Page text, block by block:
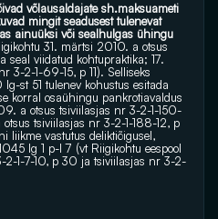
võlausaldajate sh.maksuameti
mingit seadusest tulenevat
ainuüksi või sealhulgas ühingu
31. märtsi 2010. a otsus
seal viidatud kohtupraktika; 17.
3-2-1-69-15, p 11). Selliseks
st 51 tulenev kohustus esitada
korral osaühingu pankrotiavaldus
a otsus tsiviilasjas nr 3-2-1-150-
tsiviilasjas nr 3-2-1-188-12, p
liikme vastutus deliktiõigusel,
lg 1 p-l 7 (vt Riigikohtu eespool
2-1-7-10, p 30 ja tsiviilasjas nr 3-2-